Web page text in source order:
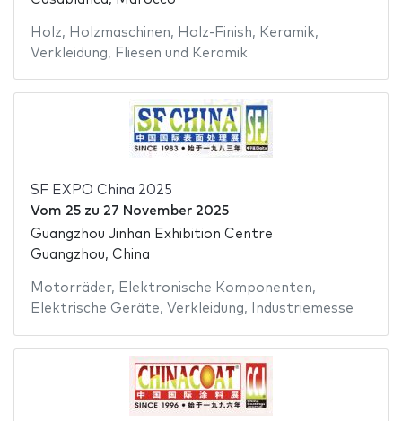
Holz, Holzmaschinen, Holz-Finish, Keramik,
Verkleidung, Fliesen und Keramik
SF EXPO China 2025
Vom 25zu 27 November 2025
Guangzhou Jinhan Exhibition Centre
Guangzhou, China
Motorräder, Elektronische Komponenten,
Elektrische Geräte, Verkleidung, Industriemesse